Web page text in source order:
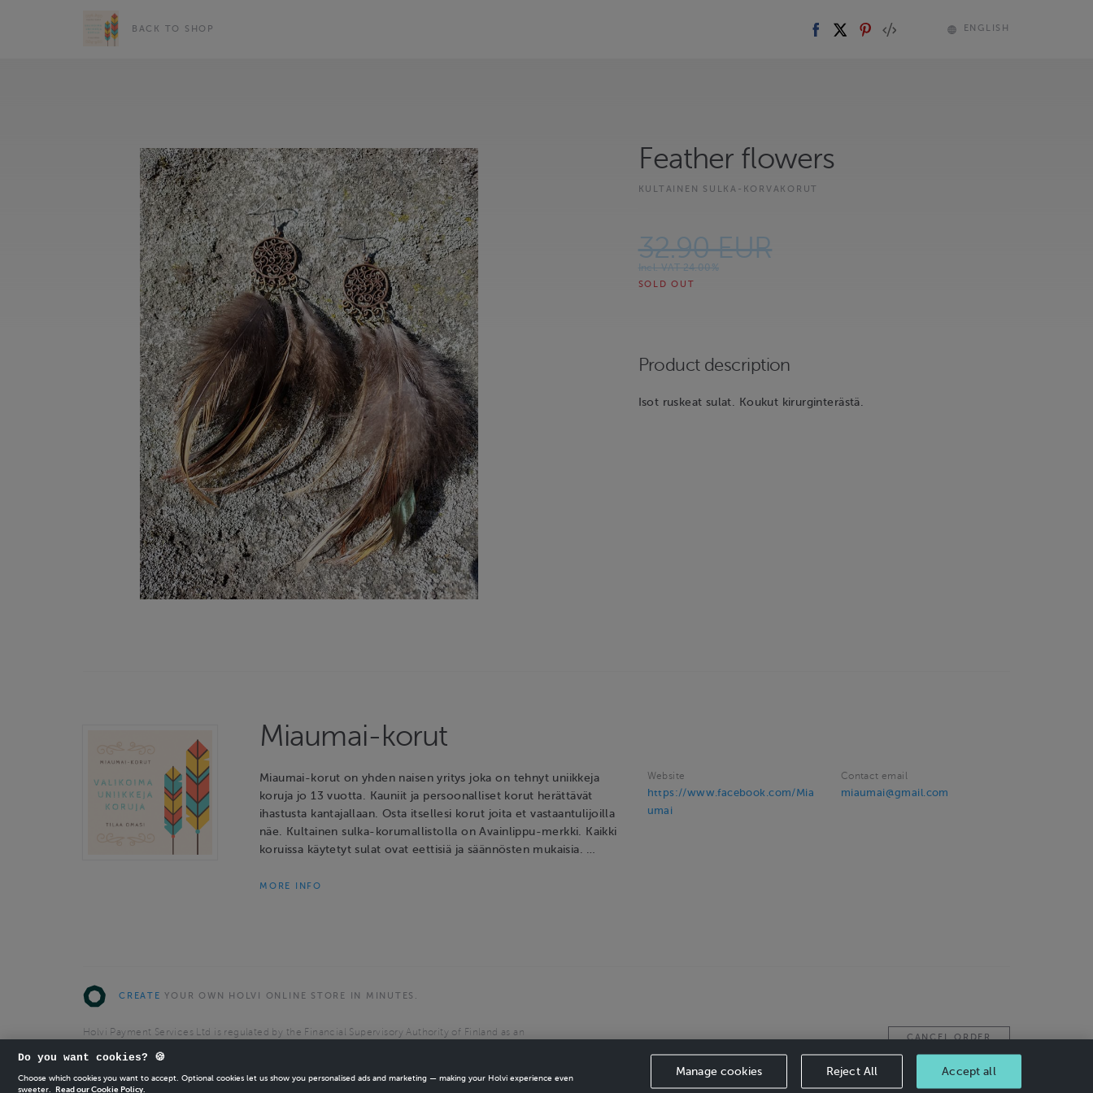
BACK TO SHOP ENGLISH
Feather flowers
KULTAINEN SULKA-KORVAKORUT
32.90 EUR
Incl. VAT 24.00%
SOLD OUT
Product description
Isot ruskeat sulat. Koukut kirurginterästä.
Miaumai-korut
Miaumai-korut on yhden naisen yritys joka on tehnyt uniikkeja
koruja jo 13 vuotta. Kauniit ja persoonalliset korut herättävät
ihastusta kantajallaan. Osta itsellesi korut joita et vastaantulijoilla
näe. Kultainen sulka-korumallistolla on Avainlippu-merkki. Kaikki
koruissa käytetyt sulat ovat eettisiä ja säännösten mukaisia. …
MORE INFO
Website
https://www.facebook.com/Mia
umai
Contact email
miaumai@gmail.com
CREATE YOUR OWN HOLVI ONLINE STORE IN MINUTES.
Holvi Payment Services Ltd is regulated by the Financial Supervisory Authority of Finland as an
CANCEL ORDER
Do you want cookies? 🍪
Choose which cookies you want to accept. Optional cookies let us show you personalised ads and marketing — making your Holvi experience even
sweeter.
Read our Cookie Policy.
Manage cookies Reject All Accept all